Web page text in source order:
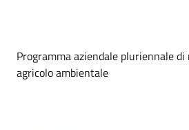
Dettagli
Programma aziendale pluriennale
agricolo ambientale